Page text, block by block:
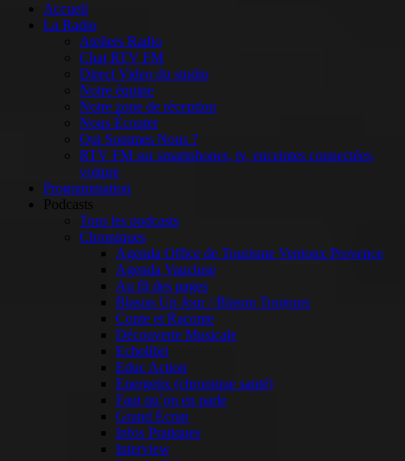
Accueil
La Radio
Ateliers Radio
Chat RTV FM
Direct Video du studio
Notre équipe
Notre zone de réception
Nous Écouter
Qui Sommes Nous ?
RTV FM sur smartphones, tv, enceintes connectées,
voiture
Programmation
Podcasts
Tous les podcasts
Chroniques
Agenda Office de Tourisme Ventoux Provence
Agenda Vaucluse
Au fil des pages
Blason Un Jour / Blason Toujours
Conte et Raconte
Découverte Musicale
Echolibri
Educ Action
Energetix (chronique santé)
Faut qu’on en parle
Grand Ecran
Infos Pratiques
Interview